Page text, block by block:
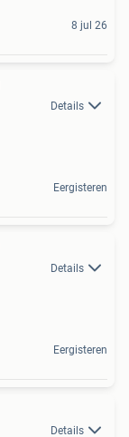
8 jul 26
Details
Eergisteren
Details
Eergisteren
Details